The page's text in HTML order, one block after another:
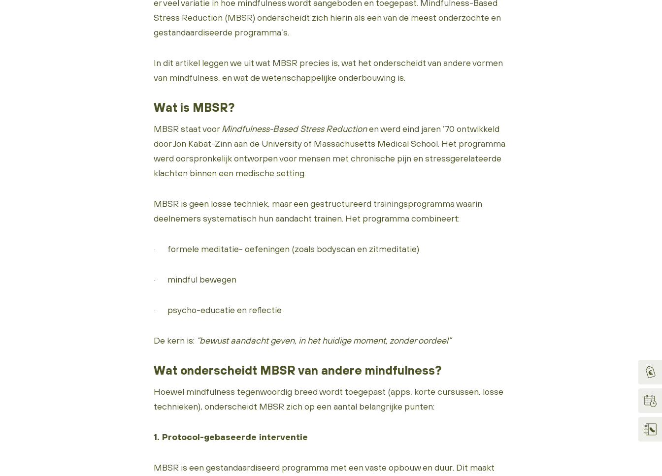
er veel variatie in hoe mindfulness wordt aangeboden en toegepast. Mindfulness-Based
Stress Reduction (MBSR) onderscheidt zich hierin als een van de meest onderzochte en
gestandaardiseerde programma’s.
In dit artikel leggen we uit wat MBSR precies is, wat het onderscheidt van andere vormen
van mindfulness, en wat de wetenschappelijke onderbouwing is.
Wat is MBSR?
MBSR staat voorMindfulness-Based Stress Reductionen werd eind jaren ’70 ontwikkeld
door Jon Kabat-Zinn aan de University of Massachusetts Medical School. Het programma
werd oorspronkelijk ontworpen voor mensen met chronische pijn en stressgerelateerde
klachten binnen een medische setting.
MBSR is geen losse techniek, maar een gestructureerd trainingsprogramma waarin
deelnemers systematisch hun aandacht trainen. Het programma combineert:
· formele meditatie- oefeningen (zoals bodyscan en zitmeditatie)
· mindful bewegen
· psycho-educatie en reflectie
De kern is: “bewust aandacht geven, in het huidige moment, zonder oordeel”
Wat onderscheidt MBSR van andere mindfulness?
Hoewel mindfulness tegenwoordig breed wordt toegepast (apps, korte cursussen, losse
technieken), onderscheidt MBSR zich op een aantal belangrijke punten:
1. Protocol-gebaseerde interventie
MBSR is een gestandaardiseerd programma met een vaste opbouw en duur. Dit maakt